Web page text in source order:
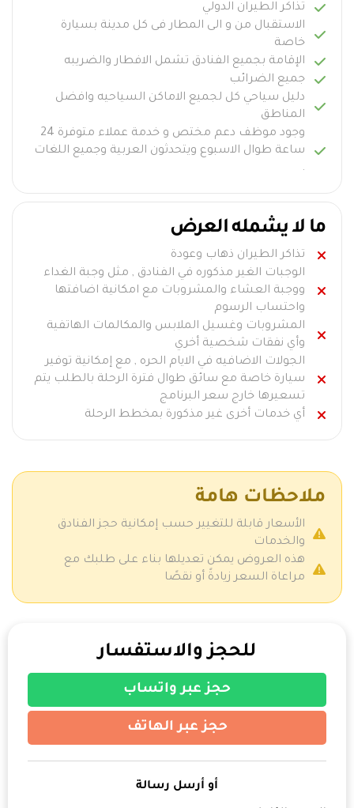
تذاكر الطيران الدولي
الاستقبال من و الى المطار فى كل مدينة بسيارة
خاصة
الإقامة بجميع الفنادق تشمل الافطار والضريبه
جميع الضرائب
دليل سياحي كل لجميع الاماكن السياحيه وافضل
المناطق
وجود موظف دعم مختص و خدمة عملاء متوفرة 24
ساعة طوال الاسبوع ويتحدثون العربية وجميع اللغات
.
ما لا يشمله العرض
تذاكر الطيران ذهاب وعودة
الوجبات الغير مذكوره في الفنادق , مثل وجبة الغداء
ووجبة العشاء والمشروبات مع امكانية اضافتها
واحتساب الرسوم
المشروبات وغسيل الملابس والمكالمات الهاتفية
وأي نفقات شخصية أخري
الجولات الاضافيه في الايام الحره , مع إمكانية توفير
سيارة خاصة مع سائق طوال فترة الرحلة بالطلب يتم
تسعيرها خارج سعر البرنامج
أي خدمات أخرى غير مذكورة بمخطط الرحلة
ملاحظات هامة
الأسعار قابلة للتغيير حسب إمكانية حجز الفنادق
والخدمات
هذه العروض يمكن تعديلها بناء على طلبك مع
مراعاة السعر زيادةً أو نقصًا
للحجز والاستفسار
حجز عبر واتساب
حجز عبر الهاتف
أو أرسل رسالة